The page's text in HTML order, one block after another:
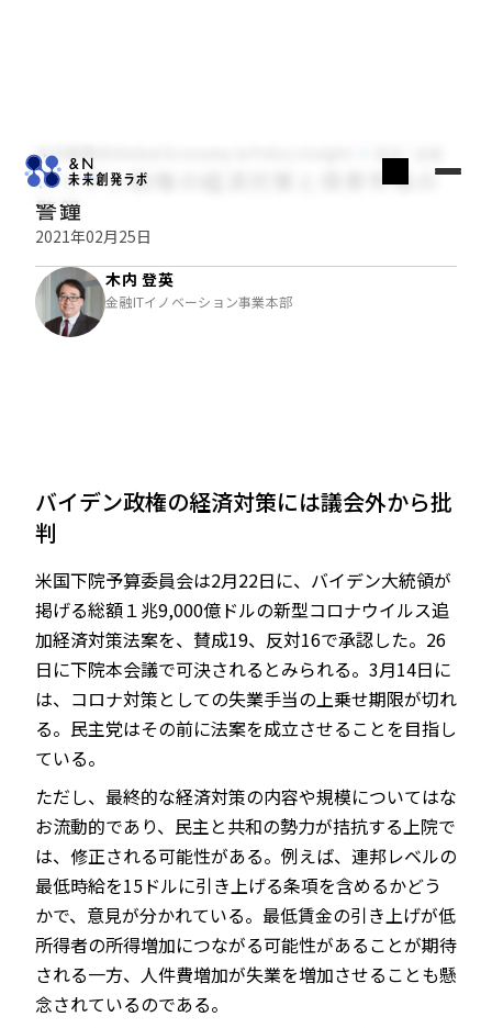
JP EN
木内登英のGlobal Economy & Policy Insight
バイデン政権の経済対策と債券市場の
警鐘
2021年02月25日
木内 登英
金融ITイノベーション事業本部
バイデン政権の経済対策には議会外から批
判
米国下院予算委員会は2月22日に、バイデン大統領が
掲げる総額１兆9,000億ドルの新型コロナウイルス追
加経済対策法案を、賛成19、反対16で承認した。26
日に下院本会議で可決されるとみられる。3月14日に
は、コロナ対策としての失業手当の上乗せ期限が切れ
る。民主党はその前に法案を成立させることを目指し
ている。
ただし、最終的な経済対策の内容や規模についてはな
お流動的であり、民主と共和の勢力が拮抗する上院で
は、修正される可能性がある。例えば、連邦レベルの
最低時給を15ドルに引き上げる条項を含めるかどう
かで、意見が分かれている。最低賃金の引き上げが低
所得者の所得増加につながる可能性があることが期待
される一方、人件費増加が失業を増加させることも懸
念されているのである。